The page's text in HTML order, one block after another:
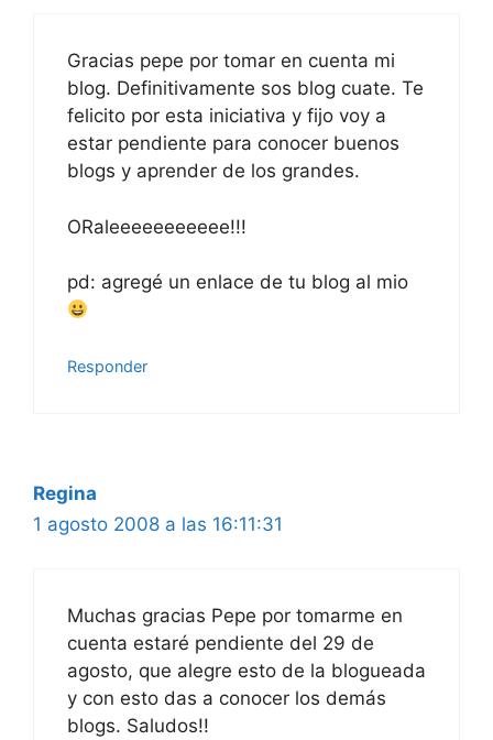
Gracias pepe por tomar en cuenta mi
blog. Definitivamente sos blog cuate. Te
felicito por esta iniciativa y fijo voy a
estar pendiente para conocer buenos
blogs y aprender de los grandes.
ORaleeeeeeeeeee!!!
pd: agregé un enlace de tu blog al mio
Responder
Regina
1 agosto 2008 a las 16:11:31
Muchas gracias Pepe por tomarme en
cuenta estaré pendiente del 29 de
agosto, que alegre esto de la blogueada
y con esto das a conocer los demás
blogs. Saludos!!